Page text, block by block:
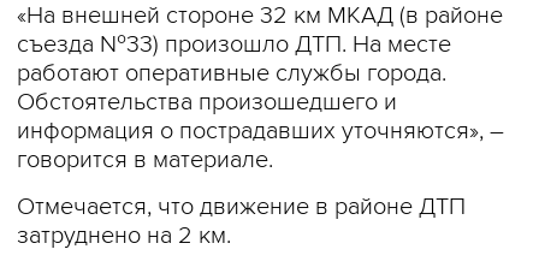
«На внешней стороне 32 км МКАД (в районе
съезда №33) произошло ДТП. На месте
работают оперативные службы города.
Обстоятельства произошедшего и
информация о пострадавших уточняются», –
говорится в материале.
Отмечается, что движение в районе ДТП
затруднено на 2 км.